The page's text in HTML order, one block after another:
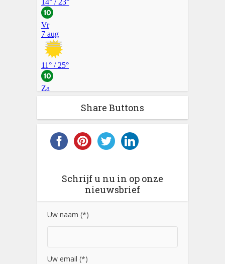
Share Buttons
Schrijf u nu in op onze
nieuwsbrief
Uw naam (*)
Uw email (*)